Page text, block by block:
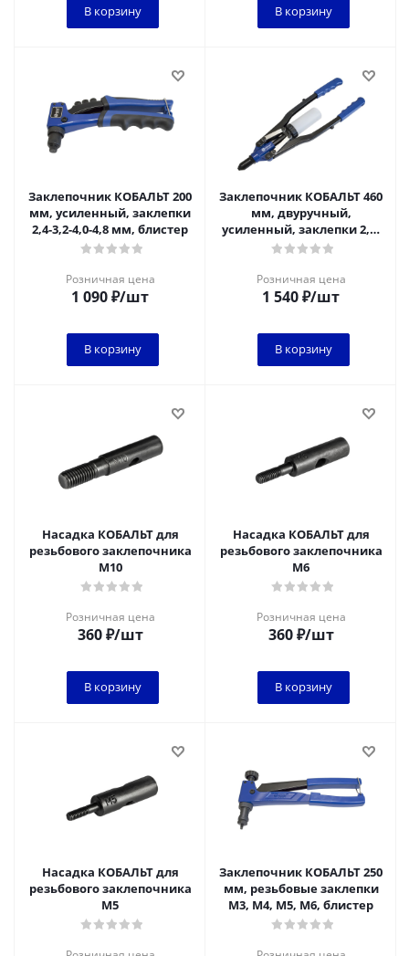
В корзину В корзину
Заклепочник КОБАЛЬТ 200
мм, усиленный, заклепки
2,4-3,2-4,0-4,8 мм, блистер
Розничная цена
1 090₽/шт
В корзину
Заклепочник КОБАЛЬТ 460
мм, двуручный,
усиленный, заклепки 2,4-
3,2-4,0-4,8-6,4
Розничная цена
1 540₽/шт
В корзину
Насадка КОБАЛЬТ для
резьбового заклепочника
М10
Розничная цена
360₽/шт
В корзину
Насадка КОБАЛЬТ для
резьбового заклепочника
М6
Розничная цена
360₽/шт
В корзину
Насадка КОБАЛЬТ для
резьбового заклепочника
М5
Заклепочник КОБАЛЬТ 250
мм, резьбовые заклепки
M3, M4, M5, M6, блистер